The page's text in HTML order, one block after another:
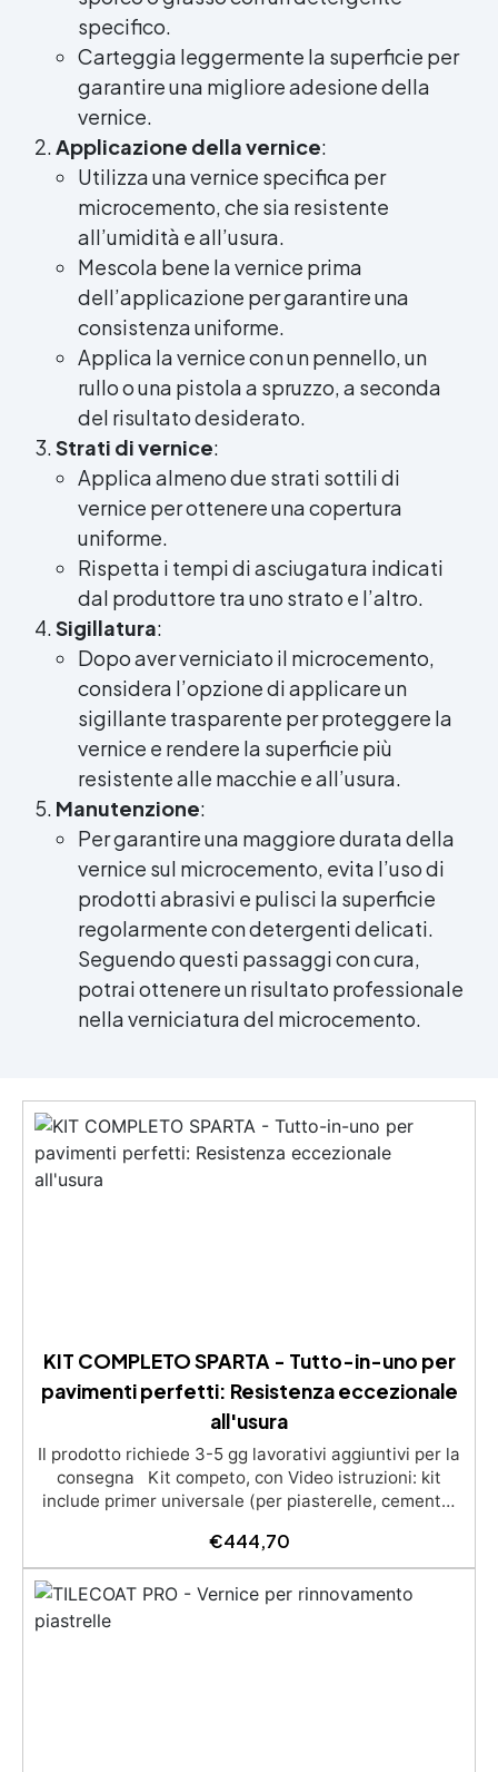
specifico.
Carteggia leggermente la superficie per
garantire una migliore adesione della
vernice.
Applicazione della vernice:
Utilizza una vernice specifica per
microcemento, che sia resistente
all’umidità e all’usura.
Mescola bene la vernice prima
dell’applicazione per garantire una
consistenza uniforme.
Applica la vernice con un pennello, un
rullo o una pistola a spruzzo, a seconda
del risultato desiderato.
Strati di vernice:
Applica almeno due strati sottili di
vernice per ottenere una copertura
uniforme.
Rispetta i tempi di asciugatura indicati
dal produttore tra uno strato e l’altro.
Sigillatura:
Dopo aver verniciato il microcemento,
considera l’opzione di applicare un
sigillante trasparente per proteggere la
vernice e rendere la superficie più
resistente alle macchie e all’usura.
Manutenzione:
Per garantire una maggiore durata della
vernice sul microcemento, evita l’uso di
prodotti abrasivi e pulisci la superficie
regolarmente con detergenti delicati.
Seguendo questi passaggi con cura,
potrai ottenere un risultato professionale
nella verniciatura del microcemento.
KIT COMPLETO SPARTA - Tutto-in-uno per
pavimenti perfetti: Resistenza eccezionale
all'usura
Il prodotto richiede 3-5 gg lavorativi aggiuntivi per la
consegna Kit competo, con Video istruzioni: kit
include primer universale (per piasterelle, cemento,
pronto all'uso! Massima resistenza all'usura: il
sistema poliaspartico SPARTA offre una protezione
eccezionale contro graffi, agenti chimici e carichi
pesanti, ideale per ambienti ad alto traffico.​
€444,70